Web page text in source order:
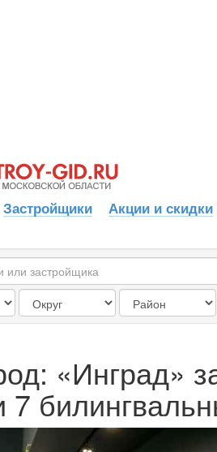
Застройщики Акции и скидки
«Инград»
7